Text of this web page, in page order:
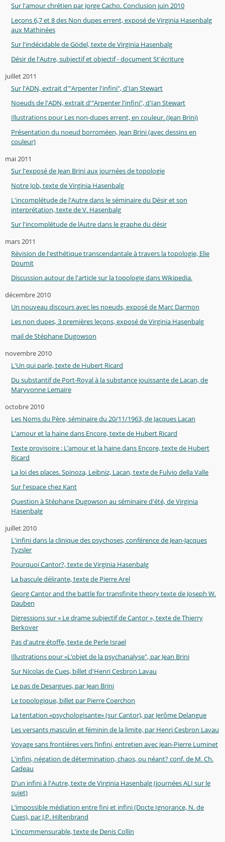
Sur l'amour chrétien par Jorge Cacho. Conclusion juin 2010
Leçons 6,7 et 8 des Non dupes errent, exposé de Virginia Hasenbalg
aux Mathinées
Sur l'indécidable de Gödel, texte de Virginia Hasenbalg
Désir de l'Autre, subjectif et objectif - document St'écriture
juillet 2011
Sur l'ADN, extrait d'"Arpenter l'infini", d'Ian Stewart
Noeuds de l'ADN, extrait d'"Arpenter l'infini", d'Ian Stewart
Illustrations pour Les non-dupes errent, en couleur. (Jean Brini)
Présentation du noeud borroméen, Jean Brini (avec dessins en
couleur)
mai 2011
Sur l'exposé de Jean Brini aux journées de topologie
Notre Job, texte de Virginia Hasenbalg
L'incomplétude de l'Autre dans le séminaire du Désir et son
interprétation, texte de V. Hasenbalg
Sur l'incomplétude de lAutre dans le graphe du désir
mars 2011
Révision de l'esthétique transcendantale à travers la topologie, Elie
Doumit
Discussion autour de l'article sur la topologie dans Wikipedia.
décembre 2010
Un nouveau discours avec les noeuds, exposé de Marc Darmon
Les non dupes, 3 premières leçons, exposé de Virginia Hasenbalg
mail de Stéphane Dugowson
novembre 2010
L'Un qui parle, texte de Hubert Ricard
Du substantif de Port-Royal à la substance jouissante de Lacan, de
Maryvonne Lemaire
octobre 2010
Les Noms du Père, séminaire du 20/11/1963, de Jacques Lacan
L'amour et la haine dans Encore, texte de Hubert Ricard
Texte provisoire : L’amour et la haine dans Encore, texte de Hubert
Ricard
La loi des places. Spinoza, Leibniz, Lacan, texte de Fulvio della Valle
Sur l'espace chez Kant
Question à Stéphane Dugowson au séminaire d'été, de Virginia
Hasenbalg
juillet 2010
L'infini dans la clinique des psychoses, conférence de Jean-Jacques
Tyzsler
Pourquoi Cantor?, texte de Virginia Hasenbalg
La bascule délirante, texte de Pierre Arel
Georg Cantor and the battle for transfinite theory texte de Joseph W.
Dauben
Digressions sur « Le drame subjectif de Cantor », texte de Thierry
Berkover
Pas d'autre étoffe, texte de Perle Israel
Illustrations pour «L’objet de la psychanalyse", par Jean Brini
Sur Nicolas de Cues, billet d'Henri Cesbron Lavau
Le pas de Desargues, par Jean Brini
Le topologique, billet par Pierre Coerchon
La tentation «psychologisante» (sur Cantor), par Jerôme Delangue
Les versants masculin et féminin de la limite, par Henri Cesbron Lavau
Voyage sans frontières vers l’infini, entretien avec Jean-Pierre Luminet
L'infini, négation de détermination, chaos, ou néant? conf. de M. Ch.
Cadeau
D'un infini à l'Autre, texte de Virginia Hasenbalg (journées ALI sur le
sujet)
L’impossible médiation entre fini et infini (Docte Ignorance, N. de
Cues), par J.P. Hiltenbrand
L'incommensurable, texte de Denis Collin